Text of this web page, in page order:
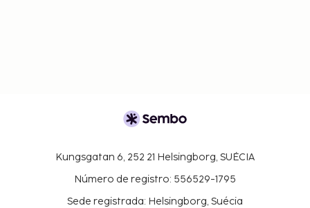
Kungsgatan 6, 252 21 Helsingborg, SUÉCIA
Número de registro: 556529-1795
Sede registrada: Helsingborg, Suécia